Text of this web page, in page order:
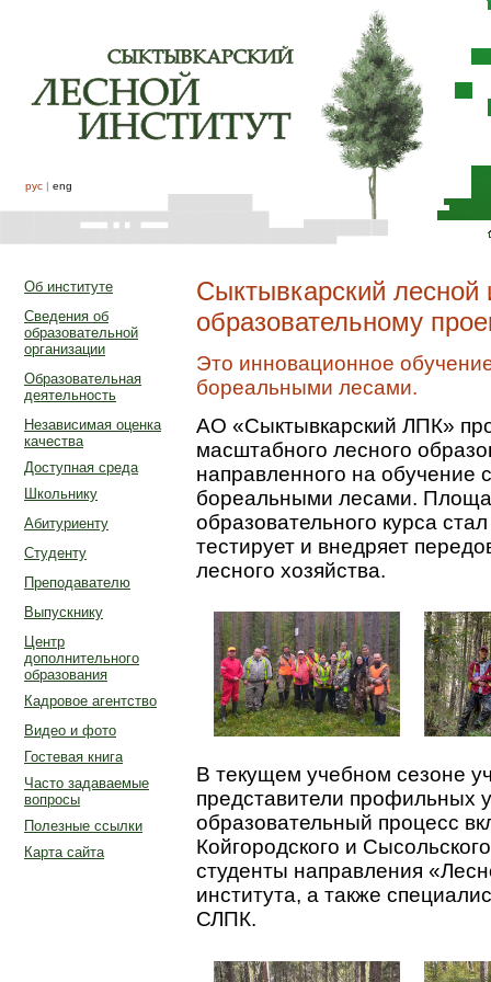
рус | eng
Об институте
Сведения об
образовательной
организации
Образовательная
деятельность
Независимая оценка
качества
Доступная среда
Школьнику
Абитуриенту
Студенту
Преподавателю
Выпускнику
Центр
дополнительного
образования
Кадровое агентство
Видео и фото
Гостевая книга
Часто задаваемые
вопросы
Полезные ссылки
Карта сайта
Сыктывкарский лесной
образовательному
Это инновационное
бореальными лесами.
АО «Сыктывкарский ЛПК»
масштабного лесного
направленного на
бореальными лесами.
образовательного курса
тестирует и внедряет
лесного хозяйства.
В текущем учебном сезоне
представители профильных
образовательный процесс
Койгородского и
студенты направления
института, а также
СЛПК.